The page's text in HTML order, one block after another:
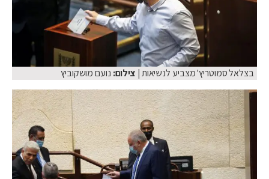
בצלאל סמוטריץ' מצביע לנשיאות| צילום: נועם מושקוביץ